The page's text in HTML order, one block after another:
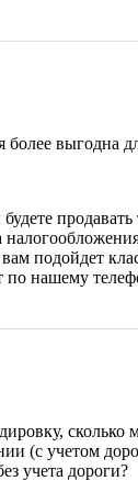
выгодна
подойдет
по нашему
сколько
(с учетом
учета дороги?